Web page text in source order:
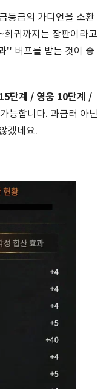
등급의 가디언을 소환
희귀까지는 장판이라고
" 버프를 받는 것이 좋
단계 / 영웅 10단계 /
능합니다. 과금러 아닌
겠네요.